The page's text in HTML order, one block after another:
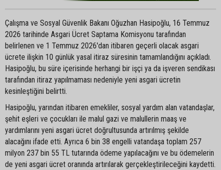
Çalışma ve Sosyal Güvenlik Bakanı Oğuzhan Hasipoğlu, 16 Temmuz
2026 tarihinde Asgari Ücret Saptama Komisyonu tarafından
belirlenen ve 1 Temmuz 2026'dan itibaren geçerli olacak asgari
ücrete ilişkin 10 günlük yasal itiraz süresinin tamamlandığını açıkladı.
Hasipoğlu, bu süre içerisinde herhangi bir işçi ya da işveren sendikası
tarafından itiraz yapılmaması nedeniyle yeni asgari ücretin
kesinleştiğini belirtti.
Hasipoğlu, yarından itibaren emekliler, sosyal yardım alan vatandaşlar,
şehit eşleri ve çocukları ile malul gazi ve malullerin maaş ve
yardımlarını yeni asgari ücret doğrultusunda artırılmış şekilde
alacağını ifade etti. Ayrıca 6 bin 38 engelli vatandaşa toplam 257
milyon 237 bin 55 TL tutarında ödeme yapılacağını ve bu ödemelerin
de yeni asgari ücret oranında artırılarak gerçekleştirileceğini kaydetti.